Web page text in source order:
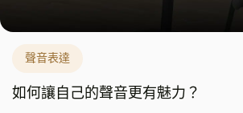
聲音表達
如何讓自己的聲音更有魅力？